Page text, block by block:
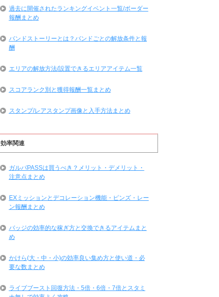
過去に開催されたランキングイベント一覧/ボーダー
報酬まとめ
バンドストーリーとは？バンドごとの解放条件と報
酬
エリアの解放方法/設置できるエリアアイテム一覧
スコアランク別と獲得報酬一覧まとめ
スタンプ/レアスタンプ画像と入手方法まとめ
効率関連
ガルパPASSは買うべき？メリット・デメリット・
注意点まとめ
EXミッションとデコレーション機能・ピンズ・レー
ン報酬まとめ
バッジの効率的な稼ぎ方と交換できるアイテムまと
め
かけら(大・中・小)の効率良い集め方と使い道・必
要な数まとめ
ライブブースト回復方法・5倍・6倍・7倍とスタミ